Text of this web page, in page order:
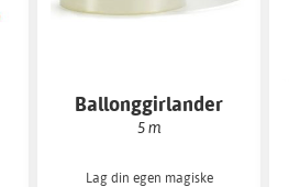
Ballonggirlander
5 m
Lag din egen magiske